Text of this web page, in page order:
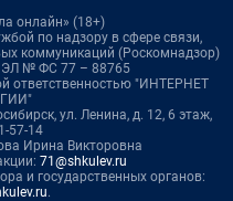
онлайн» (18+)
по надзору в сфере связи,
коммуникаций (Роскомнадзор)
ЭЛ № ФС 77 – 88765
ответственностью "ИНТЕРНЕТ
ул. Ленина, д. 12, 6 этаж,
57-14
Ирина Викторовна
71@shkulev.ru
и государственных органов:
.